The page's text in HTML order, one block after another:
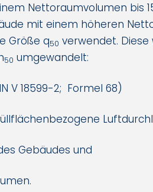
Nettoraumvolumen bis
mit einem höheren
Größe q50 verwendet.
50 umgewandelt:
V 18599-2; Formel 68)
Gebäudes und